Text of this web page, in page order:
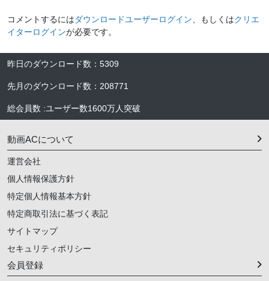
コメントするにはダウンロードユーザーログイン 、もしくはクリエ
イターログインが必要です。
昨日のダウンロード数 ： 5309
先月のダウンロード数 ： 208771
総会員数 :ユーザー数1600万人 突破
動画ACについて
運営会社
個人情報保護方針
特定個人情報基本方針
特定商取引法に基づく表記
サイトマップ
セキュリティポリシー
会員登録